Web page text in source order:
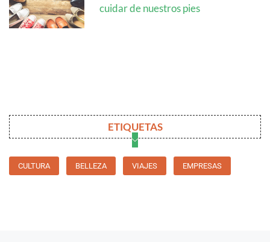
cuidar de nuestros pies
ETIQUETAS
CULTURA BELLEZA VIAJES EMPRESAS